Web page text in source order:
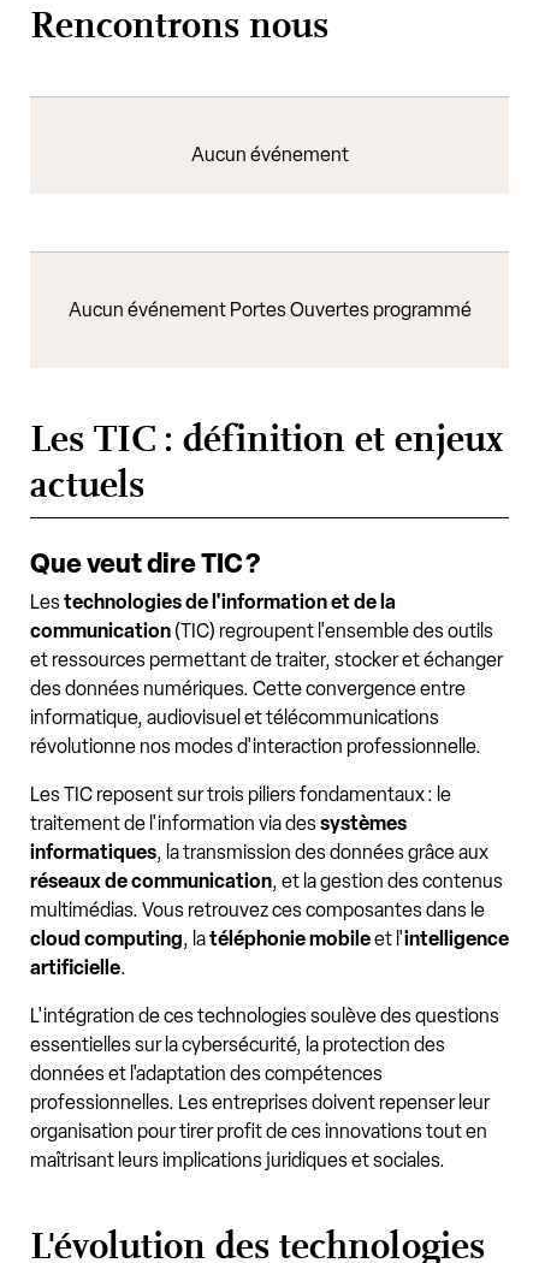
Rencontrons nous
Aucun événement
Aucun événement Portes Ouvertes programmé
Les TIC : définition et enjeux
actuels
Que veut dire TIC ?
Lestechnologies de l'information et de la
communication(TIC) regroupent l'ensemble des outils
et ressources permettant de traiter, stocker et échanger
des données numériques. Cette convergence entre
informatique, audiovisuel et télécommunications
révolutionne nos modes d'interaction professionnelle.
Les TIC reposent sur trois piliers fondamentaux : le
traitement de l'information via dessystèmes
informatiques, la transmission des données grâce aux
réseaux de communication, et la gestion des contenus
multimédias. Vous retrouvez ces composantes dans le
cloud computing, latéléphonie mobileet l'intelligence
artificielle.
L'intégration de ces technologies soulève des questions
essentielles sur la cybersécurité, la protection des
données et l'adaptation des compétences
professionnelles. Les entreprises doivent repenser leur
organisation pour tirer profit de ces innovations tout en
maîtrisant leurs implications juridiques et sociales.
L'évolution des technologies